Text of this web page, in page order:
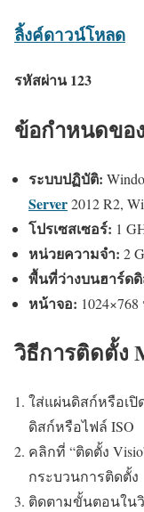
ลิ้งค์ดาวน์โหลด
รหัสผ่าน 123
ข้อกำหนดขอ
ระบบปฏิบัติ:
Server2012 R2,
โปรเซสเซอร์: 1
หน่วยความจำ: 2
พื้นที่ว่างบนฮาร์ด
หน้าจอ:
วิธีการติดตั้ง
ใส่แผ่นดิสก์หรือเ
ดิสก์หรือไฟล์ ISO
คลิกที่ “ติดตั้ง
กระบวนการติดตั้ง
ติดตามขั้นตอนใน